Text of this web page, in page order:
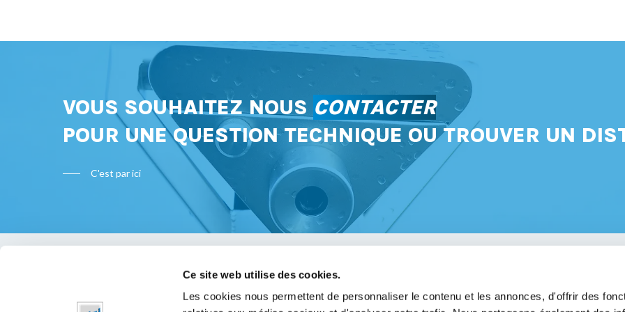
Ce site web utilise des cookies.
Les cookies nous permettent de personnaliser le contenu et les annonces, d'offrir des
VOUS SOUHAITEZ NOUS CONTACTER
POUR UNE QUESTION TECHNIQUE OU TROUVER UN
C'est par ici
Bon à savoir